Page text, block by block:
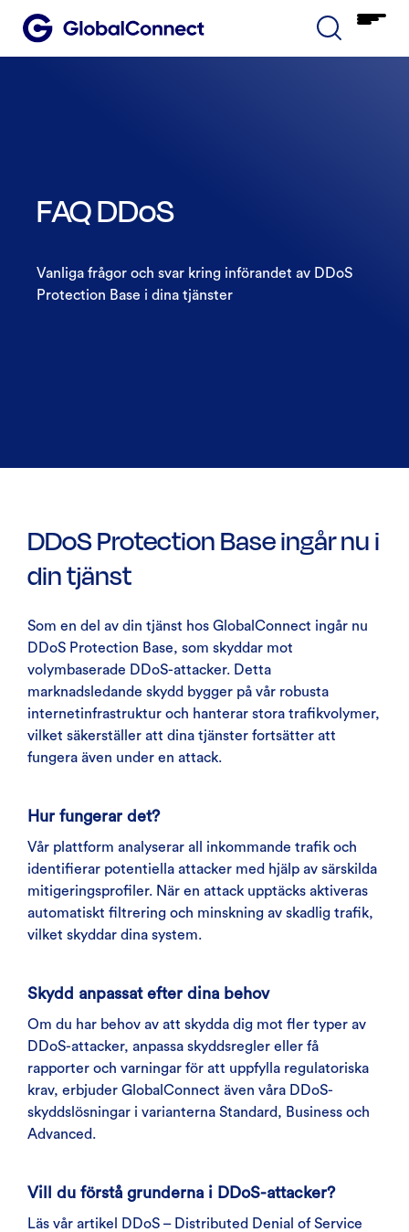
FAQ DDoS
Vanliga frågor och svar kring införandet av DDoS
Protection Base i dina tjänster
DDoS Protection Base ingår nu i
din tjänst
Som en del av din tjänst hos GlobalConnect ingår nu
DDoS Protection Base, som skyddar mot
volymbaserade DDoS-attacker. Detta
marknadsledande skydd bygger på vår robusta
internetinfrastruktur och hanterar stora trafikvolymer,
vilket säkerställer att dina tjänster fortsätter att
fungera även under en attack.
Hur fungerar det?
Vår plattform analyserar all inkommande trafik och
identifierar potentiella attacker med hjälp av särskilda
mitigeringsprofiler. När en attack upptäcks aktiveras
automatiskt filtrering och minskning av skadlig trafik,
vilket skyddar dina system.
Skydd anpassat efter dina behov
Om du har behov av att skydda dig mot fler typer av
DDoS-attacker, anpassa skyddsregler eller få
rapporter och varningar för att uppfylla regulatoriska
krav, erbjuder GlobalConnect även våra DDoS-
skyddslösningar i varianterna Standard, Business och
Advanced.
Vill du förstå grunderna i DDoS-attacker?
Läs vår artikel DDoS – Distributed Denial of Service